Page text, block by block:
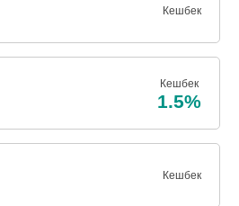
Кешбек
Кешбек
1.5%
Кешбек